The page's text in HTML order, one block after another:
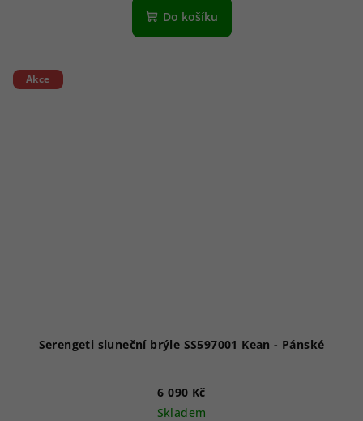
Do košíku
Akce
Serengeti sluneční brýle SS597001 Kean - Pánské
6 090 Kč
Skladem